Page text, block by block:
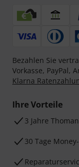
Bezahlen Sie
Vorkasse, PayPal,
Klarna
Ihre Vorteile
3 Jahre
30 Tage